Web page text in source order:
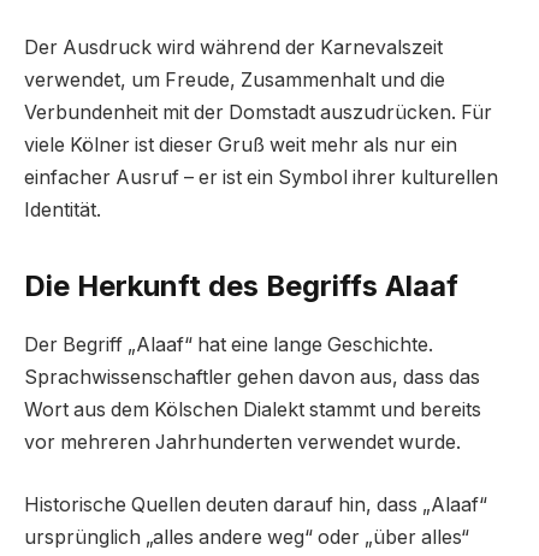
Der Ausdruck wird während der Karnevalszeit
verwendet, um Freude, Zusammenhalt und die
Verbundenheit mit der Domstadt auszudrücken. Für
viele Kölner ist dieser Gruß weit mehr als nur ein
einfacher Ausruf – er ist ein Symbol ihrer kulturellen
Identität.
Die Herkunft des Begriffs Alaaf
Der Begriff „Alaaf“ hat eine lange Geschichte.
Sprachwissenschaftler gehen davon aus, dass das
Wort aus dem Kölschen Dialekt stammt und bereits
vor mehreren Jahrhunderten verwendet wurde.
Historische Quellen deuten darauf hin, dass „Alaaf“
ursprünglich „alles andere weg“ oder „über alles“